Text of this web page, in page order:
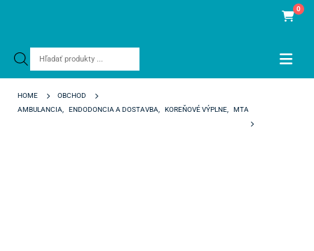
Products
0
HOME
OBCHOD
AMBULANCIA
ENDODONCIA A DOSTAVBA KOREŇOVÉ VÝPLNE MTA